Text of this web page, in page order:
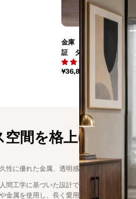
金庫 デジタル金庫 電
証 タッチパネル プッ
セキュリティ性 ブラ
BXG-M-014
4.7 (3件)
通
¥36,800
空間を格上げする
性に優れた金属、透明感のあるガラスや
人間工学に基づいた設計で、長時間の作業も
金属を使用し、長く愛用できる頑丈なつく